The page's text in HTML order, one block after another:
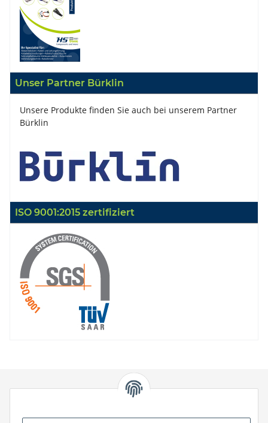
Unser Partner Bürklin
Unsere Produkte finden Sie auch bei unserem Partner
Bürklin
ISO 9001:2015 zertifiziert